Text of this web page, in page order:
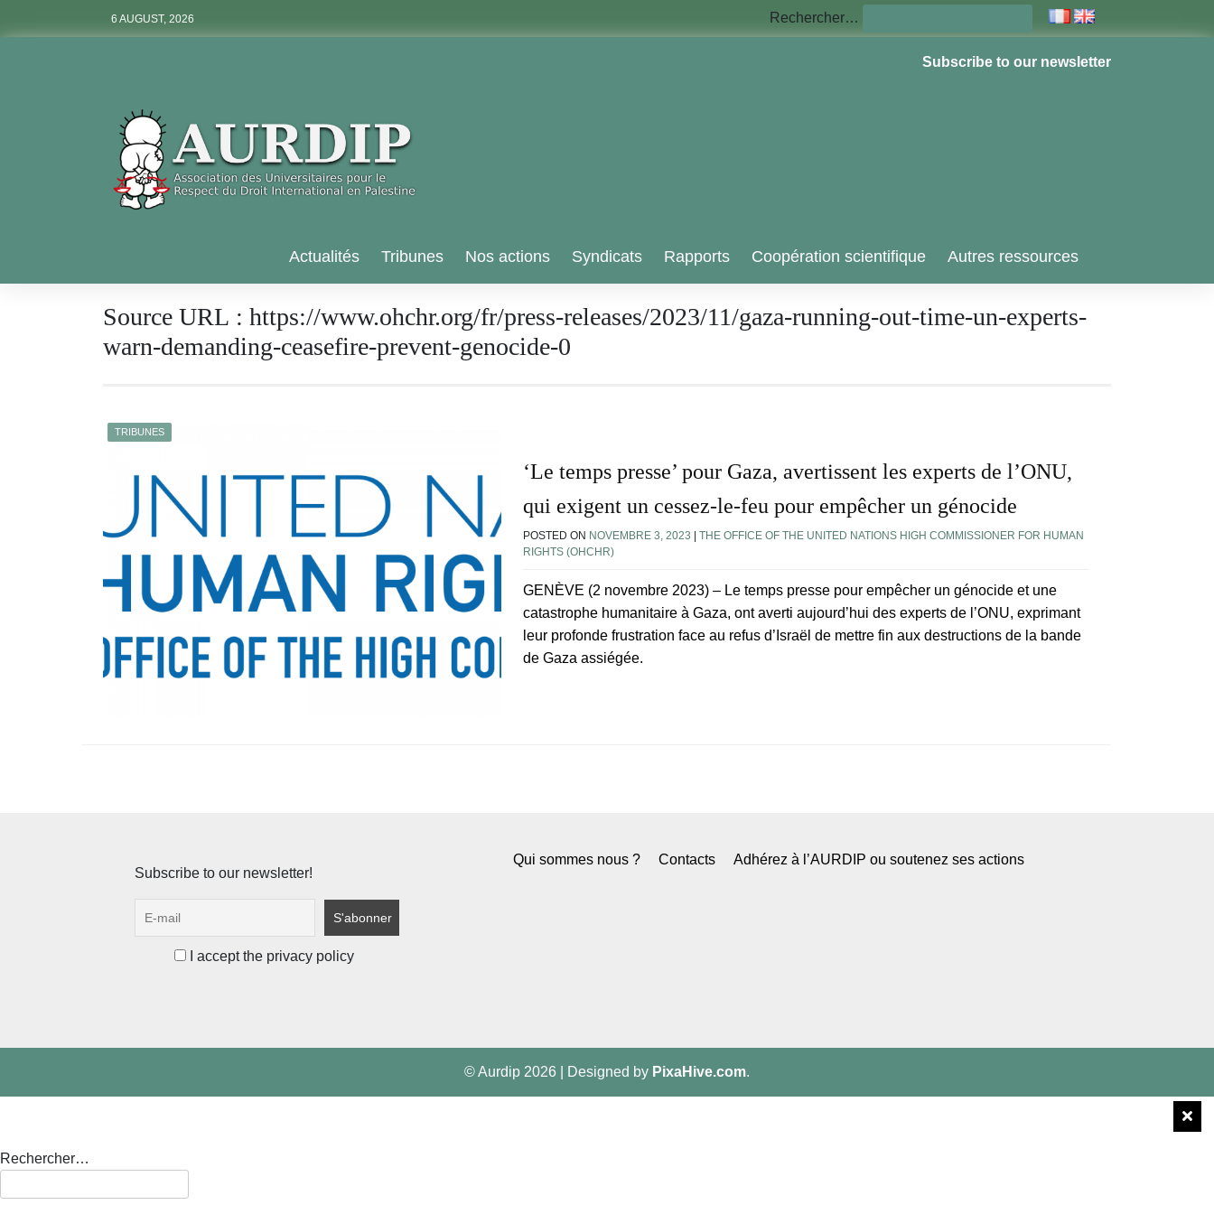
6 AUGUST, 2026 Rechercher…
Subscribe to our newsletter
Aurdip
Actualités Tribunes Nos actions Syndicats Rapports Coopération scientifique Autres ressources
Source URL : https://www.ohchr.org/fr/press-releases/2023/11/gaza-running-out-time-un-experts-
warn-demanding-ceasefire-prevent-genocide-0
TRIBUNES
‘Le temps presse’ pour Gaza, avertissent les experts de l’ONU,
qui exigent un cessez-le-feu pour empêcher un génocide
POSTED ON NOVEMBRE 3, 2023 | THE OFFICE OF THE UNITED NATIONS HIGH COMMISSIONER FOR HUMAN
RIGHTS (OHCHR)
GENÈVE (2 novembre 2023) – Le temps presse pour empêcher un génocide et une
catastrophe humanitaire à Gaza, ont averti aujourd’hui des experts de l’ONU, exprimant
leur profonde frustration face au refus d’Israël de mettre fin aux destructions de la bande
de Gaza assiégée.
Subscribe to our newsletter!
I accept the privacy policy
Qui sommes nous ? Contacts Adhérez à l’AURDIP ou soutenez ses actions
© Aurdip 2026 Designed by PixaHive.com.
Rechercher…